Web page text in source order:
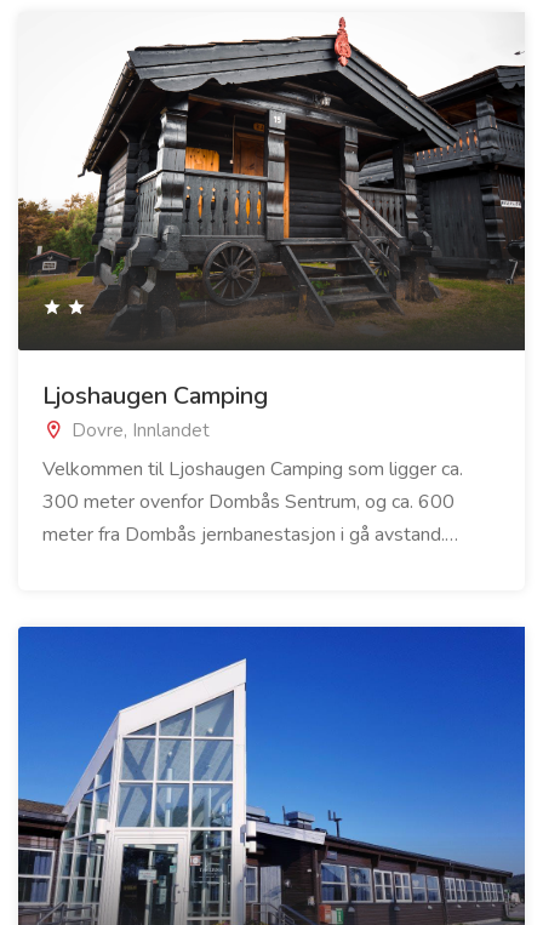
Ljoshaugen Camping
Dovre, Innlandet
Velkommen til Ljoshaugen Camping som ligger ca.
300 meter ovenfor Dombås Sentrum, og ca. 600
meter fra Dombås jernbanestasjon i gå avstand.…